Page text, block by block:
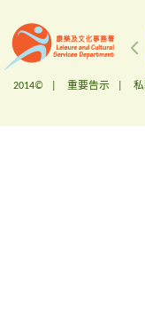
2014© | 重要告示